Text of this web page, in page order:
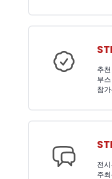
추
부
참
전
주